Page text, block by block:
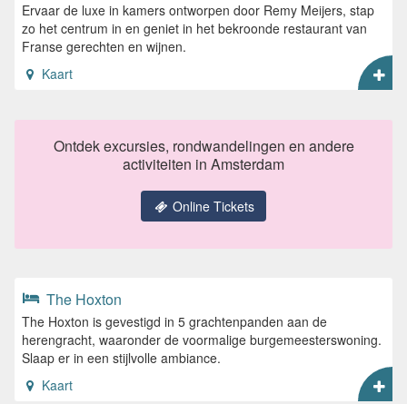
Ervaar de luxe in kamers ontworpen door Remy Meijers, stap
zo het centrum in en geniet in het bekroonde restaurant van
Franse gerechten en wijnen.
Kaart
Ontdek excursies, rondwandelingen en andere
activiteiten in Amsterdam
Online Tickets
The Hoxton
The Hoxton is gevestigd in 5 grachtenpanden aan de
herengracht, waaronder de voormalige burgemeesterswoning.
Slaap er in een stijlvolle ambiance.
Kaart